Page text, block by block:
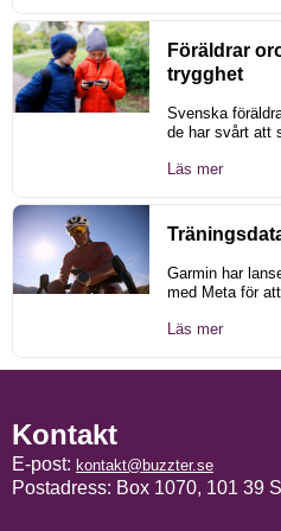
Föräldrar
trygghet
Svenska
de har svårt att
Läs mer
Garmin har
med Meta för att
Läs mer
Kontakt
E-post: kontakt@buzzter.se
Postadress: Box 1070, 101 39